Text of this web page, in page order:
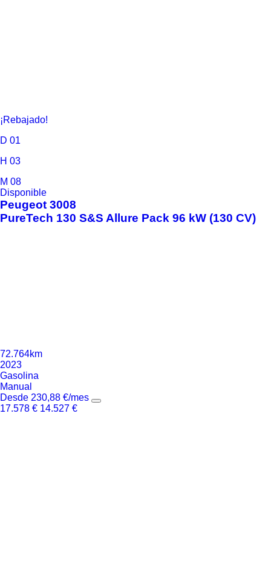
¡Rebajado!
D 01
H 03
M 08
Disponible
Peugeot 3008
PureTech 130 S&S Allure Pack 96 kW (130 CV)
72.764km
2023
Gasolina
Manual
Desde 230,88 €/mes
17.578 € 14.527 €